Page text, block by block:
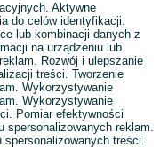
Aktywne
do celów identyfikacji.
lub kombinacji danych z
na urządzeniu lub
Rozwój i ulepszanie
treści. Tworzenie
Wykorzystywanie
Wykorzystywanie
Pomiar efektywności
spersonalizowanych reklam.
treści.